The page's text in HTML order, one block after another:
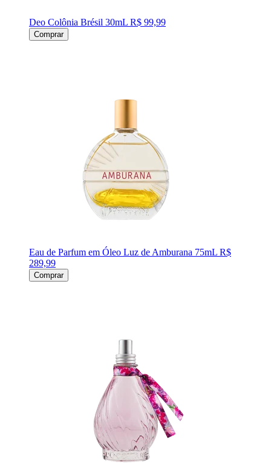
Deo Colônia Brésil 30mL R$ 99,99
Comprar
Eau de Parfum em Óleo Luz de Amburana 75mL R$
289,99
Comprar